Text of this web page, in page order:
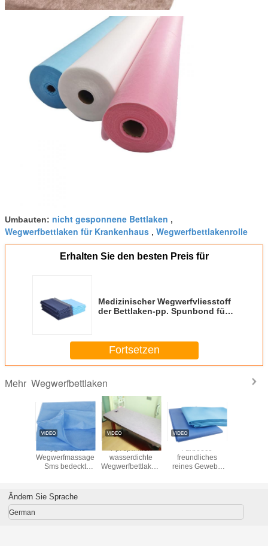
Umbauten: nicht gesponnene Bettlaken ,
Wegwerfbettlaken für Krankenhaus , Wegwerfbettlakenrolle
Erhalten Sie den besten Preis für
Medizinischer Wegwerfvliesstoff
der Bettlaken-pp. Spunbond für
Fortsetzen
Mehr Wegwerfbettlaken
Bett-
Hygienische
Wegwerfmassage
Sms bedeckt
Bettlaken
Pp. spannen
wasserdichte
Wegwerfbettlaken-
Farbeeco
freundliches
reines Gewebe
Bettlaken
Ändern Sie Sprache
German